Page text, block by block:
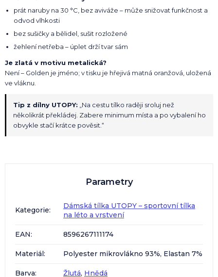
prát naruby na 30 °C, bez aviváže – může snižovat funkčnost a
odvod vlhkosti
bez sušičky a bělidel, sušit rozložené
žehlení netřeba – úplet drží tvar sám
Je zlatá v motivu metalická?
Není – Golden je jméno; v tisku je hřejivá matná oranžová, uložená
ve vláknu.
Tip z dílny UTOPY: „Na cestu tílko raději sroluj než
několikrát překládej. Zabere minimum místa a po vybalení ho
obvykle stačí krátce pověsit.“
Parametry
Kategorie:
Dámská tílka UTOPY – sportovní tílka
na léto a vrstvení
EAN: 8596267111174
Materiál: Polyester mikrovlákno 93%, Elastan 7%
Barva: Žlutá, Hnědá